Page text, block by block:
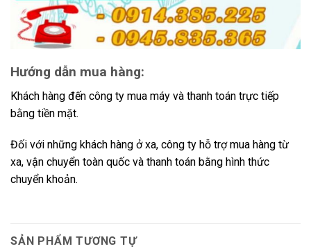
Hướng dẫn mua hàng:
Khách hàng đến công ty mua máy và thanh toán trực tiếp
bằng tiền mặt.
Đối với những khách hàng ở xa, công ty hỗ trợ mua hàng từ
xa, vận chuyển toàn quốc và thanh toán bằng hình thức
chuyển khoản.
SẢN PHẨM TƯƠNG TỰ